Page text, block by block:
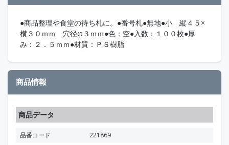
●商品整理や食堂の待ち札に。●番号札●無地●小 縦４５×
横３０ｍｍ 穴径φ３ｍｍ●色：空●入数：１００枚●厚
み：２．５ｍｍ●材質：ＰＳ樹脂
商品情報
商品データ
品番コード
221869